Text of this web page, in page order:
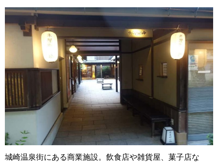
城崎温泉街にある商業施設。飲食店や雑貨屋、菓子店な